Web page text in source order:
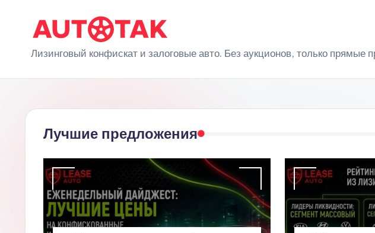
Перейти
A
u
t
Лизинговый конфискат и залоговые авто. Без аукционов, только прямые
Лучшие предложения